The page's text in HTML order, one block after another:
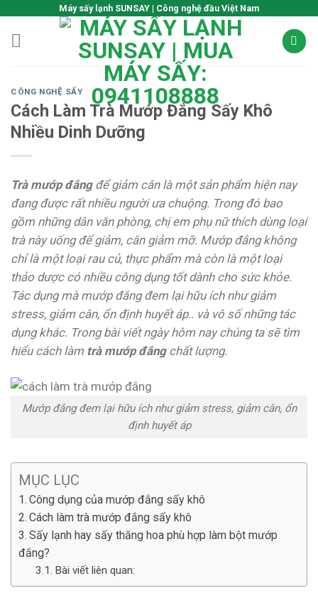
content
Máy sấy lạnh SUNSAY | Công nghệ đầu Việt Nam
CÔNG NGHỆ SẤY
Cách Làm Trà Mướp Đắng Sấy Khô
Nhiều Dinh Dưỡng
Trà mướp đắng để giảm cân là một sản phẩm hiện nay
đang được rất nhiều người ưa chuộng. Trong đó bao
gồm những dân văn phòng, chị em phụ nữ thích dùng loại
trà này uống để giảm, cân giảm mỡ. Mướp đắng không
chỉ là một loại rau củ, thực phẩm mà còn là một loại
thảo dược có nhiều công dụng tốt dành cho sức khỏe.
Tác dụng mà mướp đắng đem lại hữu ích như giảm
stress, giảm cân, ổn định huyết áp.. và vô số những tác
dụng khác. Trong bài viết ngày hôm nay chúng ta sẽ tìm
hiểu cách làm trà mướp đắng chất lượng.
Mướp đắng đem lại hữu ích như giảm stress, giảm cân, ổn
định huyết áp
MỤC LỤC
Công dụng của mướp đắng sấy khô
Cách làm trà mướp đắng sấy khô
Sấy lạnh hay sấy thăng hoa phù hợp làm bột mướp
đắng?
Bài viết liên quan: